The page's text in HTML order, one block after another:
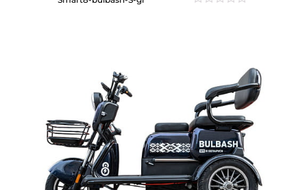
пользователей